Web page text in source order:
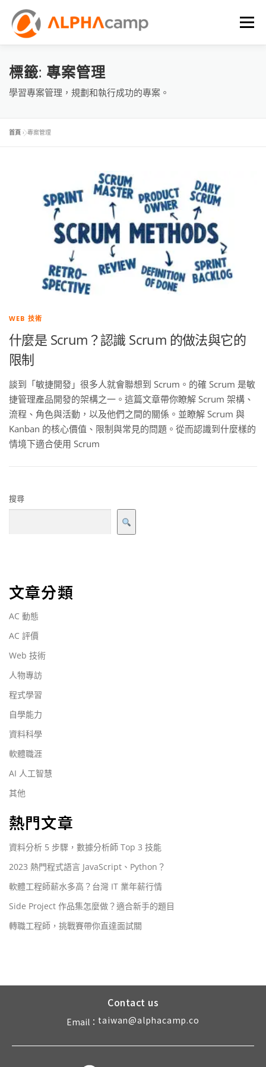
選單
首頁 課程內容
標籤: 專案管理
學習專案管理，規劃和執行成功的專案。
首頁 »專案管理
WEB 技術
什麼是 Scrum？認識 Scrum 的做法與它的
限制
談到「敏捷開發」很多人就會聯想到 Scrum。的確 Scrum 是敏
捷管理產品開發的架構之一。這篇文章帶你瞭解 Scrum 架構、
流程、角色與活動，以及他們之間的關係。並瞭解 Scrum 與
Kanban 的核心價值、限制與常見的問題。從而認識到什麼樣的
情境下適合使用 Scrum
搜尋
文章分類
AC 動態
AC 評價
Web 技術
人物專訪
程式學習
自學能力
資料科學
軟體職涯
AI 人工智慧
其他
熱門文章
資料分析 5 步驟，數據分析師 Top 3 技能
2023 熱門程式語言 JavaScript、Python？
軟體工程師薪水多高？台灣 IT 業年薪行情
Side Project 作品集怎麼做？適合新手的題目
轉職工程師，挑戰賽帶你直達面試關
Contact us
Email： taiwan@alphacamp.co